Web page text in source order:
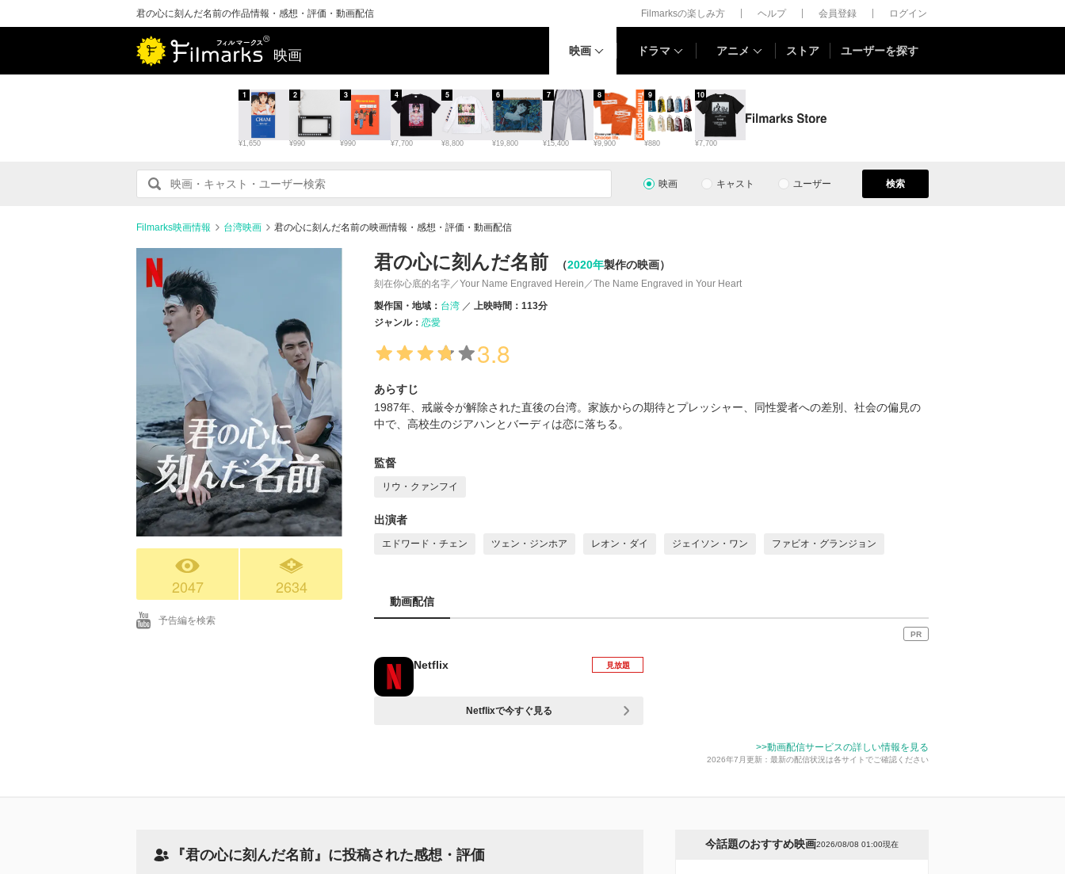
君の心に刻んだ名前の作品情報・感想・評価・動画配信 Filmarksの楽しみ方 ヘルプ 会員登録 ログイン
映画 映画 ドラマ アニメ ストア ユーザーを探す
¥1,650
1
¥990
2
¥990
3
¥7,700
4
¥8,800
5
¥19,800
6
¥15,400
7
¥9,900
8
¥880
9
¥7,700
10
映画 キャスト ユーザー 検索
Filmarks映画情報 台湾映画 君の心に刻んだ名前の映画情報・感想・評価・動画配信
2047 2634
予告編を検索
君の心に刻んだ名前 （2020年製作の映画）
刻在你心底的名字／Your Name Engraved Herein／The Name Engraved in Your Heart
製作国・地域： 台湾
上映時間：113分
ジャンル： 恋愛
3.8
あらすじ
1987年、戒厳令が解除された直後の台湾。家族からの期待とプレッシャー、同性愛者への差別、社会の偏見の
中で、高校生のジアハンとバーディは恋に落ちる。
監督
リウ・クァンフイ
出演者
エドワード・チェン ツェン・ジンホア レオン・ダイ ジェイソン・ワン ファビオ・グランジョン
動画配信
PR
Netflix 見放題
Netflixで今すぐ見る
>>動画配信サービスの詳しい情報を見る
2026年7月更新：最新の配信状況は各サイトでご確認ください
『君の心に刻んだ名前』に投稿された感想・評価
今話題のおすすめ映画2026/08/08 01:00現在